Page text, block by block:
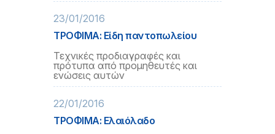
23/01/2016
ΤΡΟΦΙΜΑ: Είδη παντοπωλείου
Τεχνικές προδιαγραφές και
πρότυπα από προμηθευτές και
ενώσεις αυτών
22/01/2016
ΤΡΟΦΙΜΑ: Ελαιόλαδο